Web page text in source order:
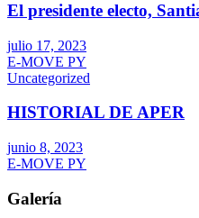
El presidente electo,
julio 17, 2023
E-MOVE PY
Uncategorized
HISTORIAL DE APER
junio 8, 2023
E-MOVE PY
Galería